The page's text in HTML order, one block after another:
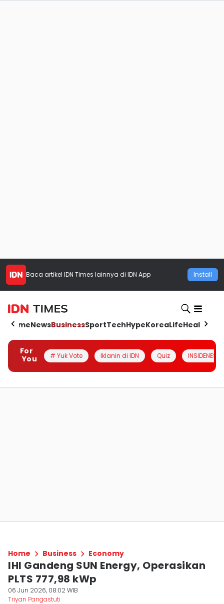
Baca artikel IDN Times lainnya di IDN App Install
HomeNewsBusinessSportTechHypeKoreaLifeHealth
For
You
# Yuk Vote Iklanin di IDN Quiz INSIDENESIA
Home Business Economy
IHI Gandeng SUN Energy, Operasikan
PLTS 777,98 kWp
06 Jun 2026, 08:02 WIB
Triyan Pangastuti